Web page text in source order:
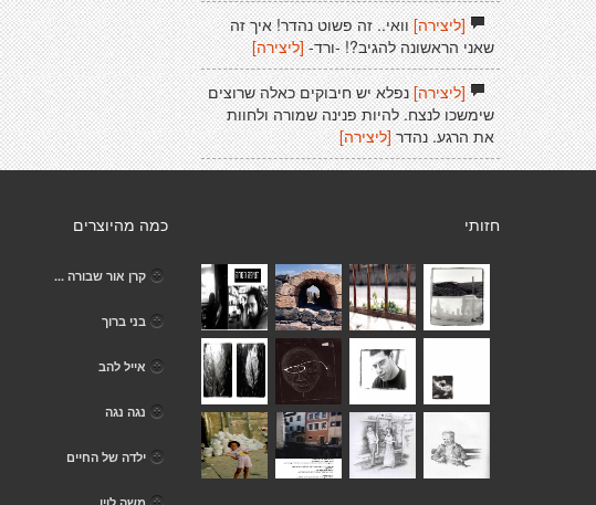
[ליצירה]וואי.. זה פשוט נהדר! איך זה
שאני הראשונה להגיב?! -ורד- [ליצירה]
[ליצירה]נפלא יש חיבוקים כאלה שרוצים
שימשכו לנצח. להיות פנינה שמורה ולחוות
את הרגע. נהדר [ליצירה]
כמה מהיוצרים
קרן אור שבורה ...
בני ברוך
אייל להב
נגה נגה
ילדה של החיים
חזותי